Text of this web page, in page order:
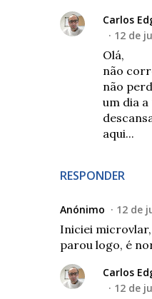
RESPONDER
Carlos
12 de
Olá,
não
não
um dia
aqui...
Anónimo 12 de
Iniciei
parou logo, é
Carlos
12 de